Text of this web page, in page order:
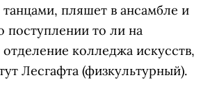
пляшет в ансамбле и
поступлении то ли на
отделение колледжа искусств,
Лесгафта (физкультурный).